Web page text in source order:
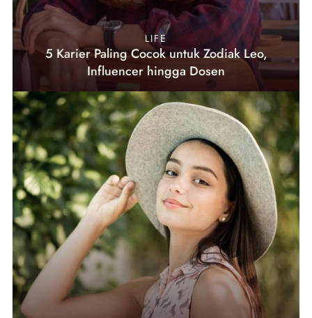
LIFE
5 Karier Paling Cocok untuk Zodiak Leo,
Influencer hingga Dosen